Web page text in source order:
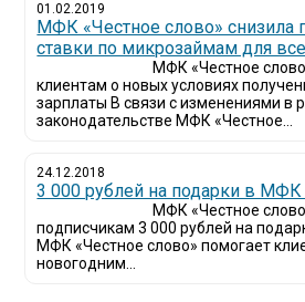
01.02.2019
МФК «Честное слово» снизила
ставки по микрозаймам для
МФК «Честное
клиентам о новых условиях
зарплаты В связи с изменениями в
законодательстве МФК «Честное...
24.12.2018
3 000 рублей на подарки в МФК
МФК «Честное
подписчикам 3 000 рублей на
МФК «Честное слово» помогает
новогодним...